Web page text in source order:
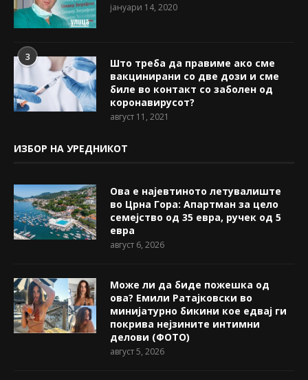
јануари 14, 2020
3
Што треба да правиме ако сме
вакцинирани со две дози и сме
биле во контакт со заболен од
коронавирусот?
август 11, 2021
ИЗБОР НА УРЕДНИКОТ
Ова е најевтиното летувалиште
во Црна Гора: Апартман за цело
семејство од 35 евра, ручек од 5
евра
август 6, 2026
Може ли да биде пожешкa од
ова? Емили Ратајковски во
минијатурно бикини кое едвај ги
покрива нејзините интимни
делови (ФОТО)
август 5, 2026